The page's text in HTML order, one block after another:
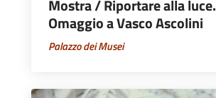
Mostra / Riportare alla luce.
Omaggio a Vasco Ascolini
Palazzo dei Musei